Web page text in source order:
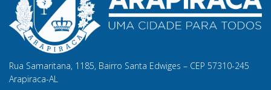
Rua Samaritana, 1185, Bairro Santa Edwiges – CEP 57310-245
Arapiraca-AL